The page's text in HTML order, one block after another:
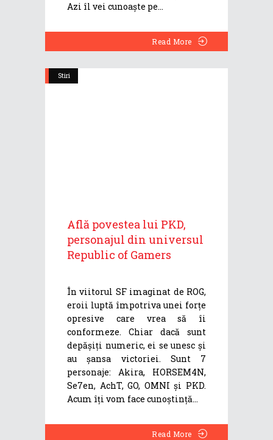
Azi îl vei cunoaște pe
Read More
Stiri
Află povestea lui PKD,
personajul din universul
Republic of Gamers
În viitorul SF imaginat de ROG,
eroii luptă împotriva unei forțe
opresive care vrea să îi
conformeze. Chiar dacă sunt
depășiți numeric, ei se unesc și
au șansa victoriei. Sunt 7
personaje: Akira, HORSEM4N,
Se7en, AchT, GO, OMNI și PKD.
Acum îți vom face cunoștință
Read More